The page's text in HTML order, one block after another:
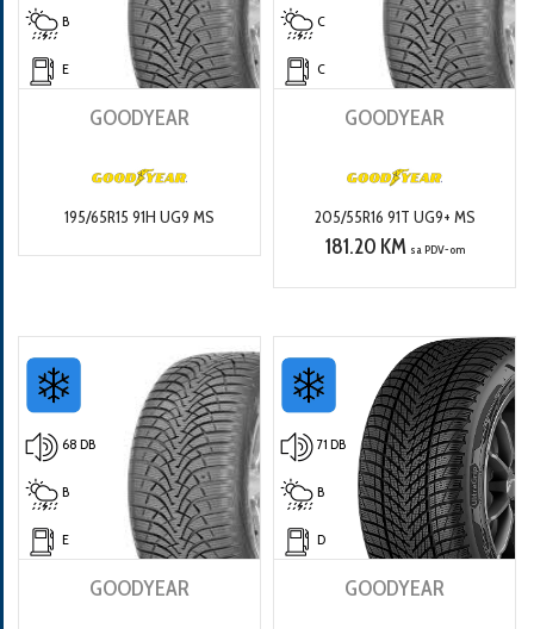
B
E
GOODYEAR
195/65R15 91H UG9 MS
C
C
GOODYEAR
205/55R16 91T UG9+ MS
181.20 KM sa PDV-om
68 DB
B
E
GOODYEAR
71 DB
B
D
GOODYEAR